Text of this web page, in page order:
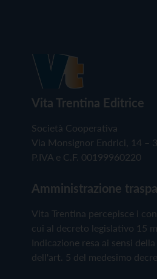
Vita Trentina Editrice
Società Cooperativa
Via Monsignor Endrici, 14 –
P.IVA e C.F. 00199960220
Amministrazione
Vita Trentina percepisce i
cui al decreto legislativo 15
Indicazione resa ai sensi
dell'art. 5 del medesimo